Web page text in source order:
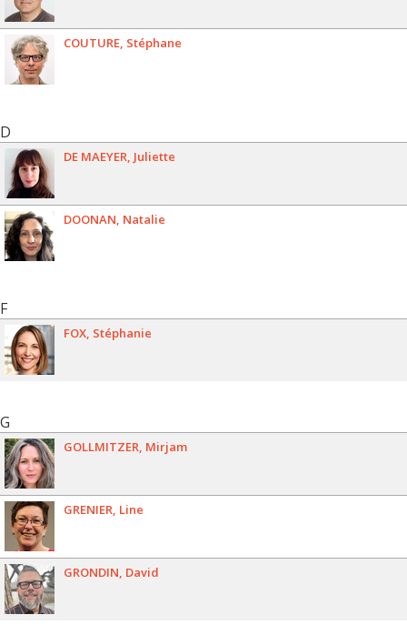
COUTURE Stéphane
D
DE MAEYER Juliette
DOONAN Natalie
F
FOX Stéphanie
G
GOLLMITZER Mirjam
GRENIER Line
GRONDIN David